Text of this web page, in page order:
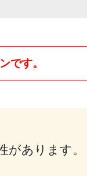
です。
あります。